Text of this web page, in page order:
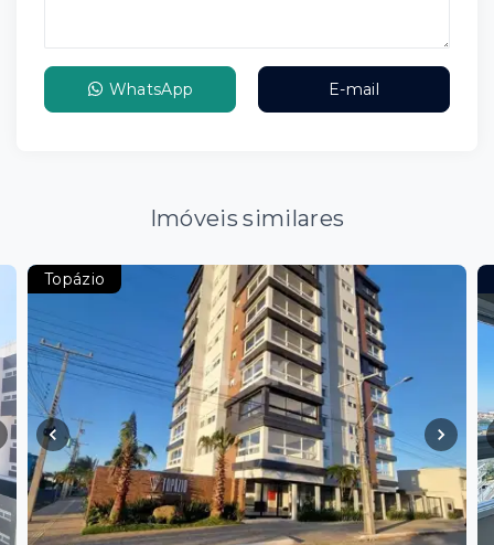
WhatsApp E-mail
Imóveis similares
Topázio